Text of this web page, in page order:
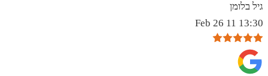
גיל בלומן
13:30 11 Feb 26